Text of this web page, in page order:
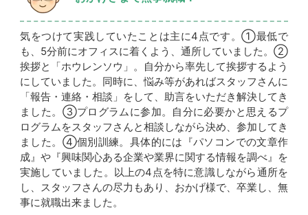
気をつけて実践していたことは主に4点です。①最低で
も、5分前にオフィスに着くよう、通所していました。②
挨拶と「ホウレンソウ」。自分から率先して挨拶するよう
にしていました。同時に、悩み等があればスタッフさんに
「報告・連絡・相談」をして、助言をいただき解決してき
ました。③プログラムに参加。自分に必要かと思えるプ
ログラムをスタッフさんと相談しながら決め、参加してき
ました。④個別訓練。具体的には『パソコンでの文章作
成』や『興味関心ある企業や業界に関する情報を調べ』を
実施していました。以上の4点を特に意識しながら通所を
し、スタッフさんの尽力もあり、おかげ様で、卒業し、無
事に就職出来ました。